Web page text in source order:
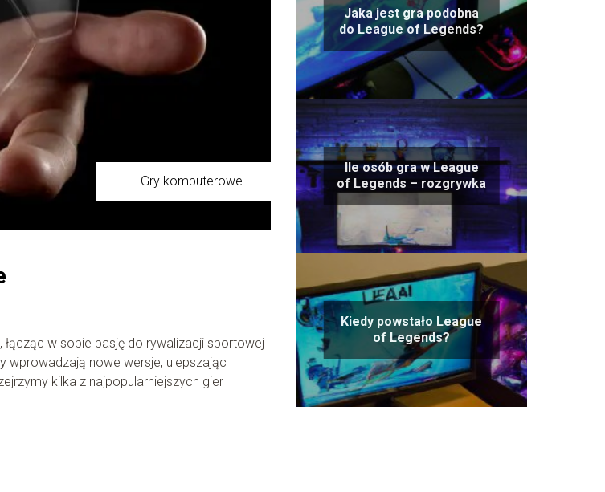
Gry komputerowe
w sobie pasję do rywalizacji sportowej
wprowadzają nowe wersje, ulepszając
kilka z najpopularniejszych gier
Jaka jest gra podobna
do League of Legends?
Ile osób gra w League
of Legends – rozgrywka
Kiedy powstało League
of Legends?